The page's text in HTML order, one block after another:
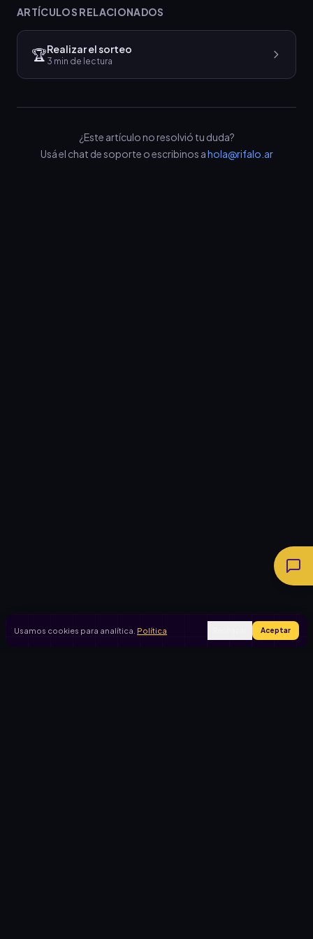
ARTÍCULOS RELACIONADOS
🏆Realizar el sorteo
3 min de lectura
¿Este artículo no resolvió tu duda?
Usá el chat de soporte o escribinos ahola@rifalo.ar
Usamos cookies para analítica. Política Aceptar